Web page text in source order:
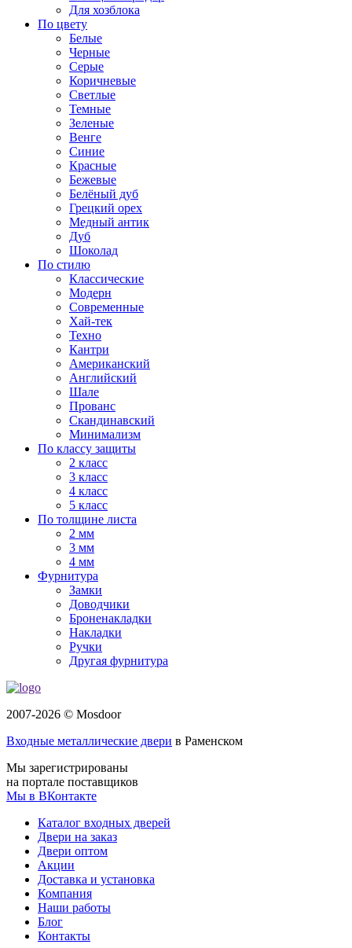
Для хозблока
По цвету
Белые
Черные
Серые
Коричневые
Светлые
Темные
Зеленые
Венге
Синие
Красные
Бежевые
Белёный дуб
Грецкий орех
Медный антик
Дуб
Шоколад
По стилю
Классические
Модерн
Современные
Хай-тек
Техно
Кантри
Американский
Английский
Шале
Прованс
Скандинавский
Минимализм
По классу защиты
2 класс
3 класс
4 класс
5 класс
По толщине листа
2 мм
3 мм
4 мм
Фурнитура
Замки
Доводчики
Броненакладки
Накладки
Ручки
Другая фурнитура
2007-2026 © Mosdoor
Входные металлические двери в Раменском
Мы зарегистрированы
на портале поставщиков
Мы в ВКонтакте
Каталог входных дверей
Двери на заказ
Двери оптом
Акции
Доставка и установка
Компания
Наши работы
Блог
Контакты